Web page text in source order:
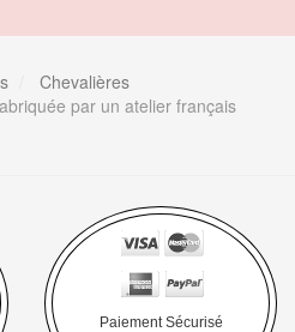
Chevalières
par un atelier français
Paiement Sécurisé